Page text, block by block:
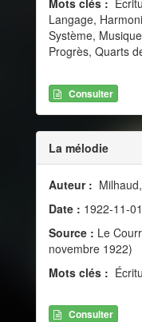
Mots clés :
Langage,
Système,
Progrès, Quarts
Consulter
La mélodie
Auteur :
Date : 1922-11-01
Source : Le
novembre 1922)
Mots clés :
Consulter